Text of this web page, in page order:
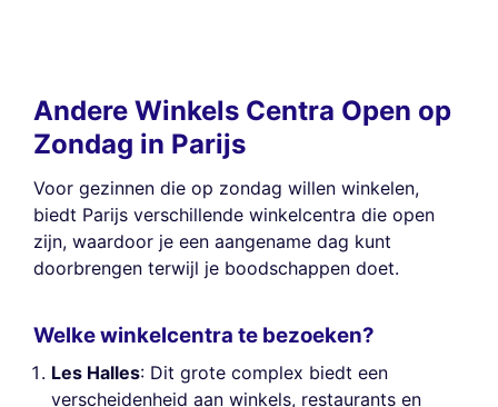
Andere Winkels Centra Open op
Zondag in Parijs
Voor gezinnen die op zondag willen winkelen,
biedt Parijs verschillende winkelcentra die open
zijn, waardoor je een aangename dag kunt
doorbrengen terwijl je boodschappen doet.
Welke winkelcentra te bezoeken?
Les Halles: Dit grote complex biedt een
verscheidenheid aan winkels, restaurants en